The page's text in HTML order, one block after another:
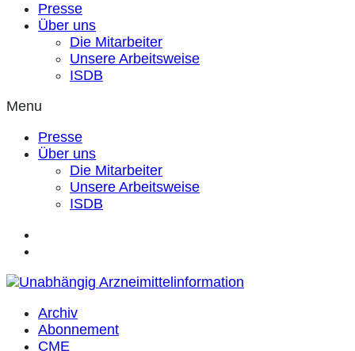
Presse
Über uns
Die Mitarbeiter
Unsere Arbeitsweise
ISDB
Menu
Presse
Über uns
Die Mitarbeiter
Unsere Arbeitsweise
ISDB
Archiv
Abonnement
CME